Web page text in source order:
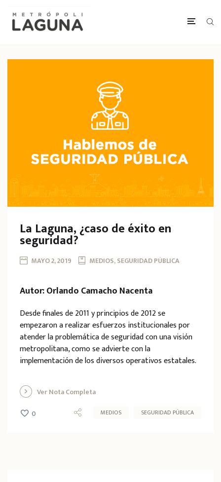
La Laguna, ¿caso de éxito en
seguridad?
MAYO 2, 2019 MEDIOS, SEGURIDAD PÚBLICA
Autor: Orlando Camacho Nacenta
Desde finales de 2011 y principios de 2012 se
empezaron a realizar esfuerzos institucionales por
atender la problemática de seguridad con una visión
metropolitana, como se advierte con la
implementación de los diversos operativos estatales.
Ver Nota Completa
0
MEDIOS SEGURIDAD PÚBLICA